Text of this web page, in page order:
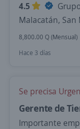
4.5
Malacatán, San
8,800.00 Q (Mensual)
Hace 3 días
Se precisa
Gerente de
Importante